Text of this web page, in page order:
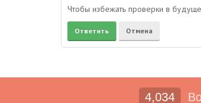
Чтобы избежать проверки в
4,034